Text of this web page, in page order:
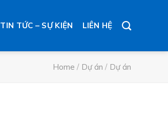
TIN TỨC – SỰ KIỆN LIÊN HỆ
Home / Dự án / Dự án